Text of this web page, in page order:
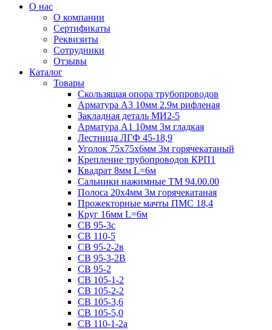
О нас
О компании
Сертификаты
Реквизиты
Сотрудники
Отзывы
Каталог
Товары
Скользящая опора трубопроводов
Арматура А3 10мм 2.9м рифленая
Закладная деталь МИ2-5
Арматура А1 10мм 3м гладкая
Лестница ЛГФ 45-18,9
Уголок 75х75х6мм 3м горячекатаный
Крепление трубопроводов КРП1
Квадрат 8мм L=6м
Сальники нажимные ТМ 94.00.00
Полоса 20х4мм 3м горячекатаная
Прожекторные мачты ПМС 18,4
Круг 16мм L=6м
СВ 95-3с
СВ 110-5
СВ 95-2-2в
СВ 95-3-2В
СВ 95-2
СВ 105-1-2
СВ 105-2-2
СВ 105-3,6
СВ 105-5,0
СВ 110-1-2а